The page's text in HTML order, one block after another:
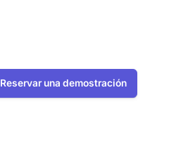
Reservar una demostración